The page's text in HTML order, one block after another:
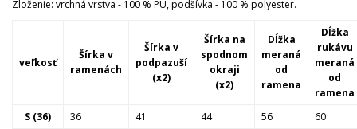
Zloženie: vrchná vrstva - 100 % PU, podšívka - 100 % polyester.
veľkosť
Šírka v
ramenách
Šírka v
podpazuší
(x2)
Šírka na
spodnom
okraji
(x2)
Dĺžka
meraná
od
ramena
Dĺžka
rukávu
meraná
od
ramena
S (36)
36 41 44 56
60